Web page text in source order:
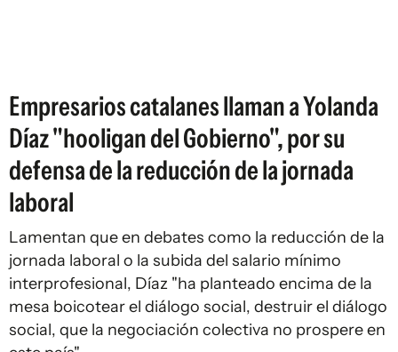
Empresarios catalanes llaman a Yolanda
Díaz "hooligan del Gobierno", por su
defensa de la reducción de la jornada
laboral
Lamentan que en debates como la reducción de la
jornada laboral o la subida del salario mínimo
interprofesional, Díaz "ha planteado encima de la
mesa boicotear el diálogo social, destruir el diálogo
social, que la negociación colectiva no prospere en